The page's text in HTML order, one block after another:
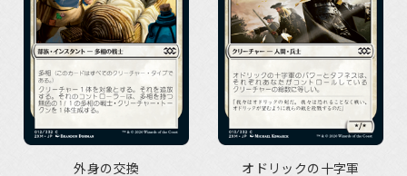
外身の交換 オドリックの十字軍